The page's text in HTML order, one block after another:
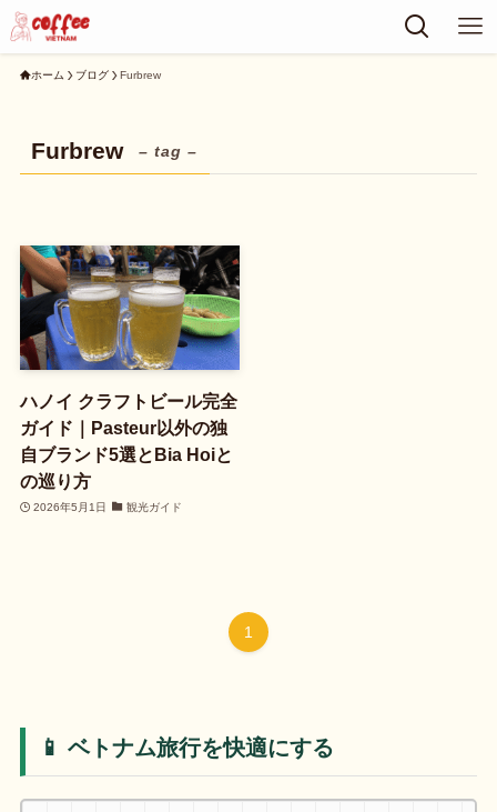
ホーム ブログ Furbrew
Furbrew – tag –
ハノイ クラフトビール完全
ガイド｜Pasteur以外の独
自ブランド5選とBia Hoiと
の巡り方
2026年5月1日 観光ガイド
1
📱 ベトナム旅行を快適にする